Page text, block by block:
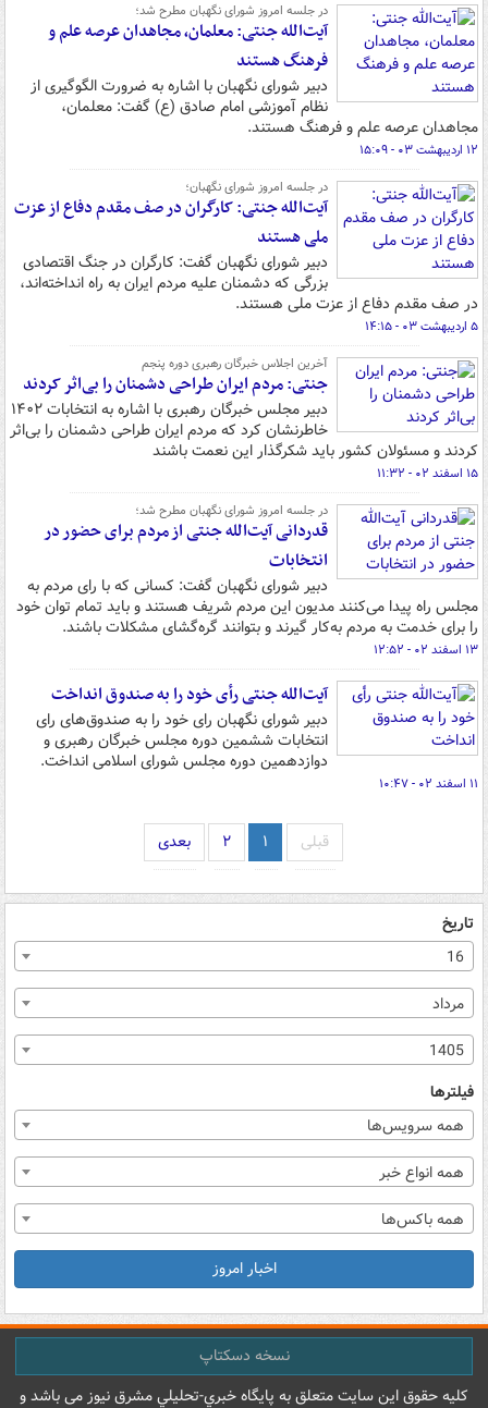
در جلسه امروز شورای نگهبان مطرح شد؛
آیت‌الله جنتی: معلمان، مجاهدان عرصه علم و
فرهنگ هستند
دبیر شورای نگهبان با اشاره به ضرورت الگوگیری از
نظام آموزشی امام صادق (ع) گفت: معلمان،
مجاهدان عرصه علم و فرهنگ هستند.
۱۲ اردیبهشت ۰۳ - ۱۵:۰۹
در جلسه امروز شورای نگهبان؛
آیت‌الله جنتی: کارگران در صف مقدم دفاع از عزت
ملی هستند
دبیر شورای نگهبان گفت: کارگران در جنگ اقتصادی
بزرگی که دشمنان علیه مردم ایران به راه انداخته‌اند،
در صف مقدم دفاع از عزت ملی هستند.
۵ اردیبهشت ۰۳ - ۱۴:۱۵
آخرین اجلاس خبرگان رهبری دوره پنجم
جنتی: مردم ایران طراحی دشمنان را بی‌اثر کردند
دبیر مجلس خبرگان رهبری با اشاره به انتخابات ۱۴۰۲
خاطرنشان کرد که مردم ایران طراحی دشمنان را بی‌اثر
کردند و مسئولان کشور باید شکرگذار این نعمت باشند
۱۵ اسفند ۰۲ - ۱۱:۳۲
در جلسه امروز شورای نگهبان مطرح شد؛
قدردانی آیت‌الله جنتی از مردم برای حضور در
انتخابات
دبیر شورای نگهبان گفت: کسانی که با رای مردم به
مجلس راه پیدا می‌کنند مدیون این مردم شریف هستند و باید تمام توان خود
را برای خدمت به مردم به‌کار گیرند و بتوانند گره‌گشای مشکلات باشند.
۱۳ اسفند ۰۲ - ۱۲:۵۲
آیت‌الله جنتی رأی خود را به صندوق انداخت
دبیر شورای نگهبان رای خود را به صندوق‌های رای
انتخابات ششمین دوره مجلس خبرگان رهبری و
دوازدهمین دوره مجلس شورای اسلامی انداخت.
۱۱ اسفند ۰۲ - ۱۰:۴۷
قبلی ۱ ۲ بعدی
تاریخ
16
مرداد
1405
فیلترها
همه سرویس‌ها
همه انواع خبر
همه باکس‌ها
اخبار امروز
نسخه دسکتاپ
کليه حقوق اين سايت متعلق به پایگاه خبري-تحليلي مشرق نيوز می باشد و